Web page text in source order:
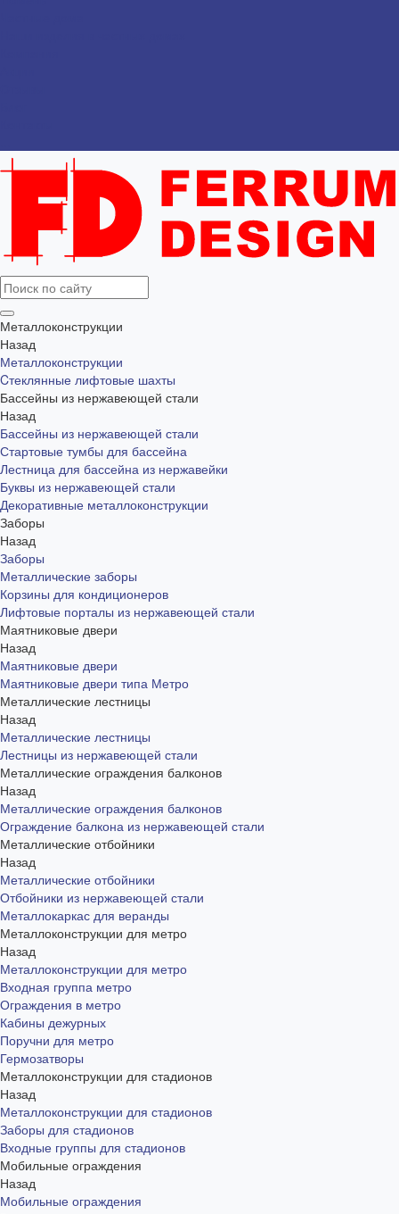
Металлоконструкции
Назад
Металлоконструкции
Cтеклянные лифтовые шахты
Бассейны из нержавеющей стали
Назад
Бассейны из нержавеющей стали
Стартовые тумбы для бассейна
Лестница для бассейна из нержавейки
Буквы из нержавеющей стали
Декоративные металлоконструкции
Заборы
Назад
Заборы
Металлические заборы
Корзины для кондиционеров
Лифтовые порталы из нержавеющей стали
Маятниковые двери
Назад
Маятниковые двери
Маятниковые двери типа Метро
Металлические лестницы
Назад
Металлические лестницы
Лестницы из нержавеющей стали
Металлические ограждения балконов
Назад
Металлические ограждения балконов
Ограждение балкона из нержавеющей стали
Металлические отбойники
Назад
Металлические отбойники
Отбойники из нержавеющей стали
Металлокаркас для веранды
Металлоконструкции для метро
Назад
Металлоконструкции для метро
Входная группа метро
Ограждения в метро
Кабины дежурных
Поручни для метро
Гермозатворы
Металлоконструкции для стадионов
Назад
Металлоконструкции для стадионов
Заборы для стадионов
Входные группы для стадионов
Мобильные ограждения
Назад
Мобильные ограждения